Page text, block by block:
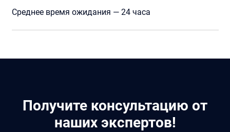
Среднее время ожидания — 24 часа
Получите консультацию от
наших экспертов!